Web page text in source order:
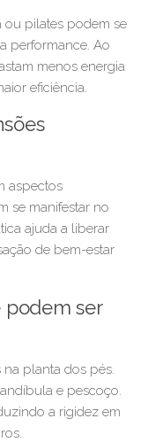
ou pilates podem se
performance. Ao
menos energia
eficiência.
aspectos
se manifestar no
ajuda a liberar
de bem-estar
podem ser
na planta dos pés.
e pescoço.
a rigidez em